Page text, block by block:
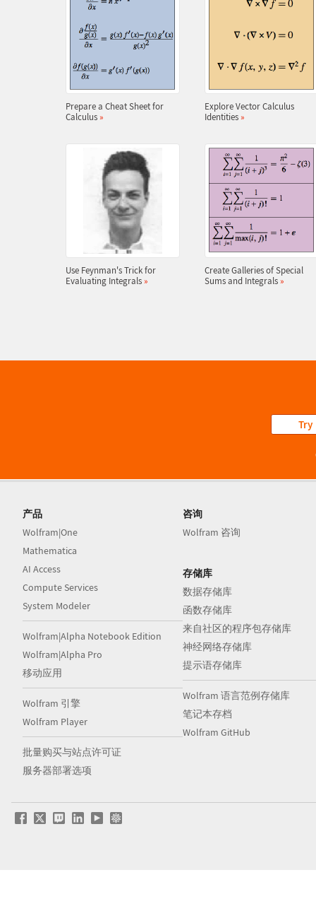
Prepare a Cheat Sheet for
Calculus »
Explore Vector Calculus
Identities »
Use Feynman's Trick for
Evaluating Integrals »
Create Galleries of Special
Sums and Integrals »
Try
产品
Wolfram|One
Mathematica
AI Access
Compute Services
System Modeler
Wolfram|Alpha Notebook Edition
Wolfram|Alpha Pro
移动应用
Wolfram 引擎
Wolfram Player
批量购买与站点许可证
服务器部署选项
咨询
Wolfram 咨询
存储库
数据存储库
函数存储库
来自社区的程序包存储库
神经网络存储库
提示语存储库
Wolfram 语言范例存储库
笔记本存档
Wolfram GitHub